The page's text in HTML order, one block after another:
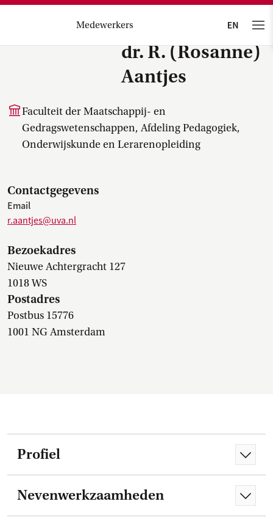
Medewerkers
dr. R. (Rosanne)
Aantjes
Faculteit der Maatschappij- en
Gedragswetenschappen, Afdeling Pedagogiek,
Onderwijskunde en Lerarenopleiding
Contactgegevens
Email
r.aantjes@uva.nl
Bezoekadres
Nieuwe Achtergracht 127
1018 WS
Postadres
Postbus 15776
1001 NG Amsterdam
Profiel
Nevenwerkzaamheden